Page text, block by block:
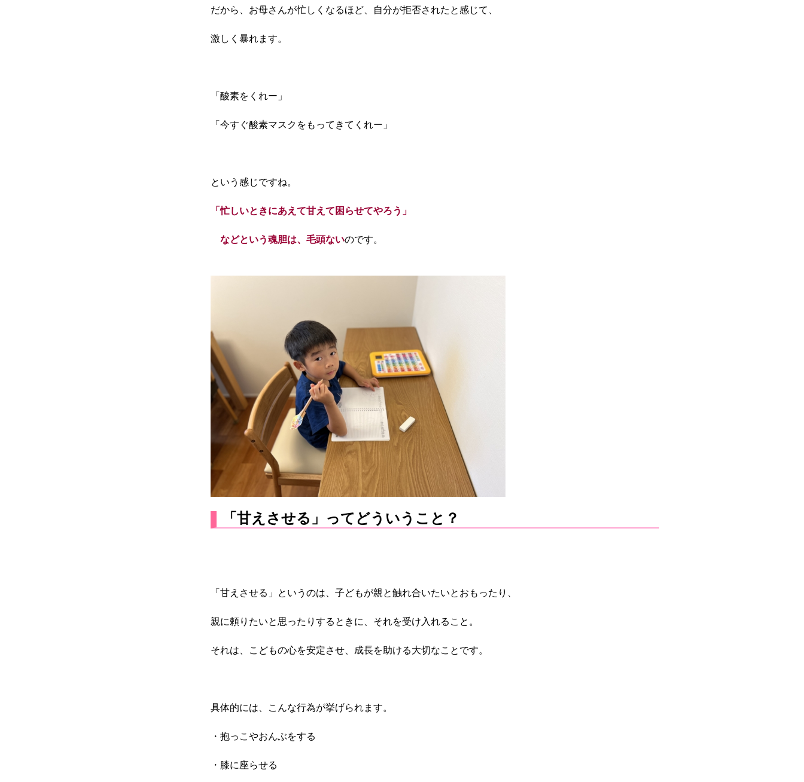
だから、お母さんが忙しくなるほど、自分が拒否されたと感じて、
激しく暴れます。
「酸素をくれー」
「今すぐ酸素マスクをもってきてくれー」
という感じですね。
「忙しいときにあえて甘えて困らせてやろう」
などという魂胆は、毛頭ないのです。
「甘えさせる」ってどういうこと？
「甘えさせる」というのは、子どもが親と触れ合いたいとおもったり、
親に頼りたいと思ったりするときに、それを受け入れること。
それは、こどもの心を安定させ、成長を助ける大切なことです。
具体的には、こんな行為が挙げられます。
・抱っこやおんぶをする
・膝に座らせる